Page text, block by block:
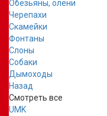
Обезьяны, олени
Черепахи
Скамейки
Фонтаны
Слоны
Собаки
Дымоходы
Назад
Смотреть все
UMK